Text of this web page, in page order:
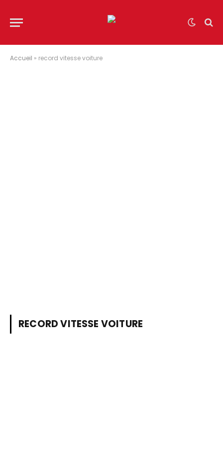
Accueil » record vitesse voiture
RECORD VITESSE VOITURE